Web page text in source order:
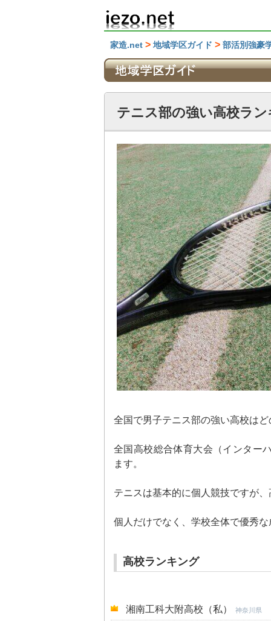
家造.net > 地域学区ガイド > 部活別強豪
テニス部の強い高校ラ
全国で男子テニス部の強い高校は
全国高校総合体育大会（インター
ます。
テニスは基本的に個人競技ですが
個人だけでなく、学校全体で優秀
高校ランキング
湘南工科大附高校（私） 神奈川県